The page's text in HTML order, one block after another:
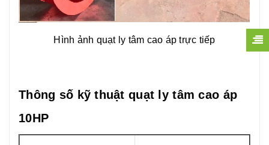
Hình ảnh quạt ly tâm cao áp trực tiếp
Thông số kỹ thuật quạt ly tâm cao áp
10HP